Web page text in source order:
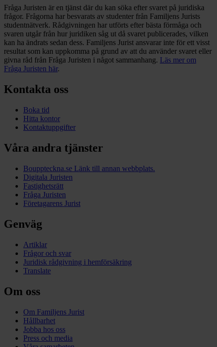
Fråga Juristen är en tjänst där du kan söka efter svaret på juridiska
frågor. Frågorna har besvarats av studenter från Familjens Jurists
studentnätverk. Rådgivningen har utförts efter bästa förmåga och
svaren utgår från hur juridiken såg ut då svaret publicerades, vilken
kan ha ändrats sedan dess. Familjens Jurist ansvarar inte för ett visst
resultat som kan uppkomma på grund av att du använder svaret eller
givna råd från Fråga Juristen i något sammanhang. Läs mer om
Fråga Juristen här.
Kontakta oss
Boka tid
Hitta kontor
Kontaktuppgifter
Våra andra tjänster
Bouppteckna.se Länk till annan webbplats.
Digitala Juristen
Fastighetsrätt
Fråga Juristen
Företagarens Jurist
Genväg
Artiklar
Frågor och svar
Juridisk rådgivning i hemförsäkring
Translate
Om oss
Om Familjens Jurist
Hållbarhet
Jobba hos oss
Press och media